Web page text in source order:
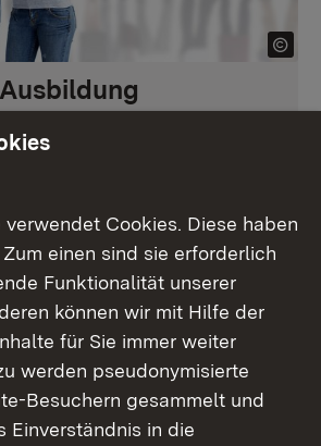
verwendet Cookies. Diese haben
einen sind sie erforderlich
Funktionalität unserer
können wir mit Hilfe der
für Sie immer weiter
werden pseudonymisierte
Besuchern gesammelt und
Einverständnis in die